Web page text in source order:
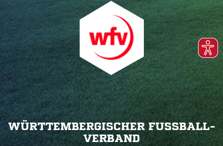
WÜRTTEMBERGISCHER FUSSBALL-V
ERBAND